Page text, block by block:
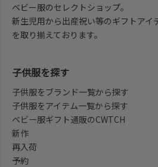
ベビー服のセレクトショップ。
新生児用から出産祝い等のギフトアイ
を取り揃えております。
子供服を探す
子供服をブランド一覧から探す
子供服をアイテム一覧から探す
ベビー服ギフト通販のCWTCH
新作
再入荷
予約